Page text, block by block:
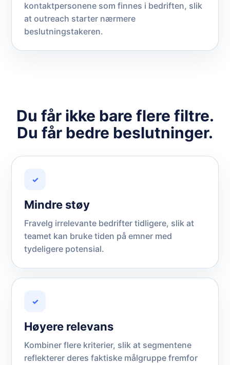
kontaktpersonene som finnes i bedriften, slik
at outreach starter nærmere
beslutningstakeren.
Du får ikke bare flere filtre.
Du får bedre beslutninger.
✓
Mindre støy
Fravelg irrelevante bedrifter tidligere, slik at
teamet kan bruke tiden på emner med
tydeligere potensial.
✓
Høyere relevans
Kombiner flere kriterier, slik at segmentene
reflekterer deres faktiske målgruppe fremfor